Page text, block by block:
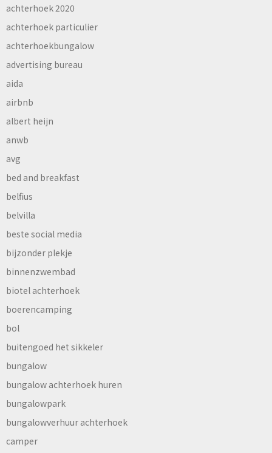
achterhoek 2020
achterhoek particulier
achterhoekbungalow
advertising bureau
aida
airbnb
albert heijn
anwb
avg
bed and breakfast
belfius
belvilla
beste social media
bijzonder plekje
binnenzwembad
biotel achterhoek
boerencamping
bol
buitengoed het sikkeler
bungalow
bungalow achterhoek huren
bungalowpark
bungalowverhuur achterhoek
camper